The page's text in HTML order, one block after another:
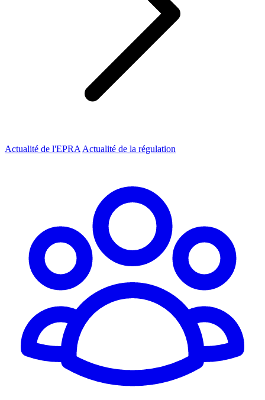
Actualité de l'EPRA Actualité de la régulation